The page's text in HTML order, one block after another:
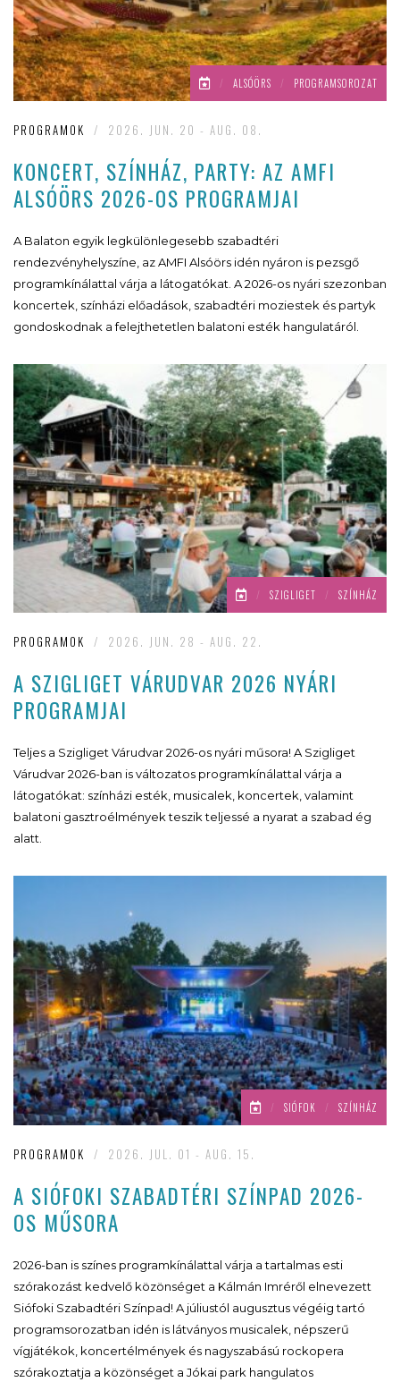
/ ALSÓÖRS / PROGRAMSOROZAT
PROGRAMOK / 2026. JUN. 20 - AUG. 08.
KONCERT, SZÍNHÁZ, PARTY: AZ AMFI
ALSÓÖRS 2026-OS PROGRAMJAI
A Balaton egyik legkülönlegesebb szabadtéri
rendezvényhelyszíne, az AMFI Alsóörs idén nyáron is pezsgő
programkínálattal várja a látogatókat. A 2026-os nyári szezonban
koncertek, színházi előadások, szabadtéri moziestek és partyk
gondoskodnak a felejthetetlen balatoni esték hangulatáról.
/ SZIGLIGET / SZÍNHÁZ
PROGRAMOK / 2026. JUN. 28 - AUG. 22.
A SZIGLIGET VÁRUDVAR 2026 NYÁRI
PROGRAMJAI
Teljes a Szigliget Várudvar 2026-os nyári műsora! A Szigliget
Várudvar 2026-ban is változatos programkínálattal várja a
látogatókat: színházi esték, musicalek, koncertek, valamint
balatoni gasztroélmények teszik teljessé a nyarat a szabad ég
alatt.
/ SIÓFOK / SZÍNHÁZ
PROGRAMOK / 2026. JUL. 01 - AUG. 15.
A SIÓFOKI SZABADTÉRI SZÍNPAD 2026-
OS MŰSORA
2026-ban is színes programkínálattal várja a tartalmas esti
szórakozást kedvelő közönséget a Kálmán Imréről elnevezett
Siófoki Szabadtéri Színpad! A júliustól augusztus végéig tartó
programsorozatban idén is látványos musicalek, népszerű
vígjátékok, koncertélmények és nagyszabású rockopera
szórakoztatja a közönséget a Jókai park hangulatos